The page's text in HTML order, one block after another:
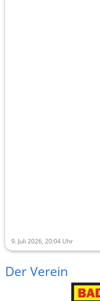
9. Juli 2026, 20:04 Uhr
Der Verein